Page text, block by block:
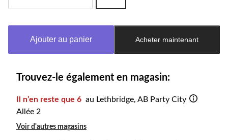
à
Ajouter au panier Acheter maintenant
Trouvez-le également en magasin:
Il n’en reste que 6 au Lethbridge, AB Party City
Allée 2
Voir d'autres magasins